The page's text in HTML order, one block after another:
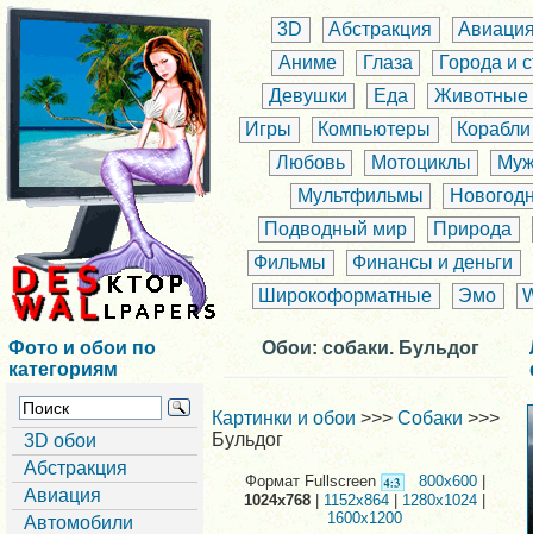
3D Абстракция
Аниме
Глаза
Города и
Девушки
Еда
Животные
Игры
Компьютеры
Корабли
Любовь
Мотоциклы
Мультфильмы
Подводный мир
Природа
Фильмы
Финансы и деньги
Широкоформатные
Эмо
Фото и обои по
категориям
3D обои
Абстракция
Авиация
Автомобили
Обои: собаки. Бульдог
Картинки и обои >>> Собаки >>>
Бульдог
Формат Fullscreen 800x600|
1024x768|1152x864| 1280x1024
1600x1200